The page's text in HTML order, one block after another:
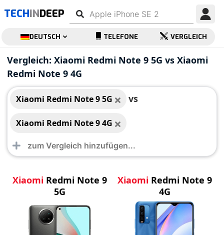
TECHINDEEP
DEUTSCH TELEFONE VERGLEICH
Vergleich: Xiaomi Redmi Note 9 5G vs Xiaomi
Redmi Note 9 4G
Xiaomi Redmi Note 9 5G vs
Xiaomi Redmi Note 9 4G
Xiaomi Redmi Note 9
5G
Xiaomi Redmi Note 9
5G
Xiaomi Redmi Note 9
4G
Xiaomi Redmi Note 9
4G